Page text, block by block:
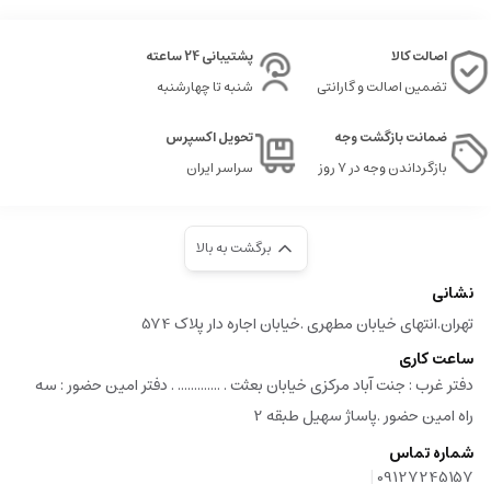
اصالت کالا
تضمین اصالت و گارانتی
پشتیبانی 24 ساعته
شنبه تا چهارشنبه
ضمانت بازگشت وجه
بازگرداندن وجه در ۷ روز
تحویل اکسپرس
سراسر ایران
برگشت به بالا
نشانی
تهران.انتهای خیابان مطهری .خیابان اجاره دار پلاک 574
ساعت کاری
دفتر غرب : جنت آباد مرکزی خیابان بعثت . ............. . دفتر امین حضور : سه
راه امین حضور .پاساژ سهیل طبقه 2
شماره تماس
09127245157
|